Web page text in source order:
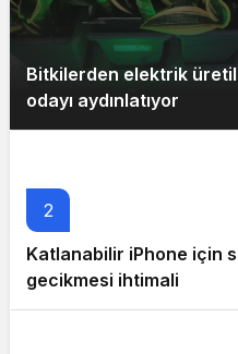
Bitkilerden elektrik
odayı aydınlatıyor
2
Katlanabilir iPhone için
gecikmesi ihtimali